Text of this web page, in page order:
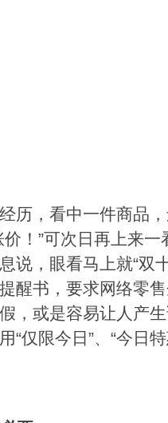
历，看中一件商品
！”可次日再上来一
说，眼看马上就“双
醒书，要求网络零
，或是容易让人产
“仅限今日”、“今日